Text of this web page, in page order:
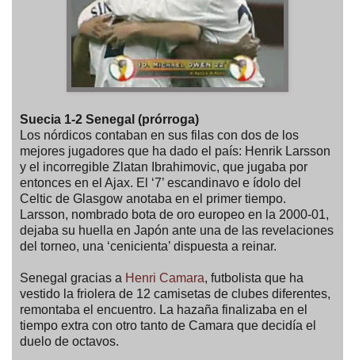
Suecia 1-2 Senegal (prórroga)
Los nórdicos contaban en sus filas con dos de los
mejores jugadores que ha dado el país: Henrik Larsson
y el incorregible Zlatan Ibrahimovic, que jugaba por
entonces en el Ajax. El ‘7’ escandinavo e ídolo del
Celtic de Glasgow anotaba en el primer tiempo.
Larsson, nombrado bota de oro europeo en la 2000-01,
dejaba su huella en Japón ante una de las revelaciones
del torneo, una ‘cenicienta’ dispuesta a reinar.
Senegal gracias a Henri Camara, futbolista que ha
vestido la friolera de 12 camisetas de clubes diferentes,
remontaba el encuentro. La hazaña finalizaba en el
tiempo extra con otro tanto de Camara que decidía el
duelo de octavos.